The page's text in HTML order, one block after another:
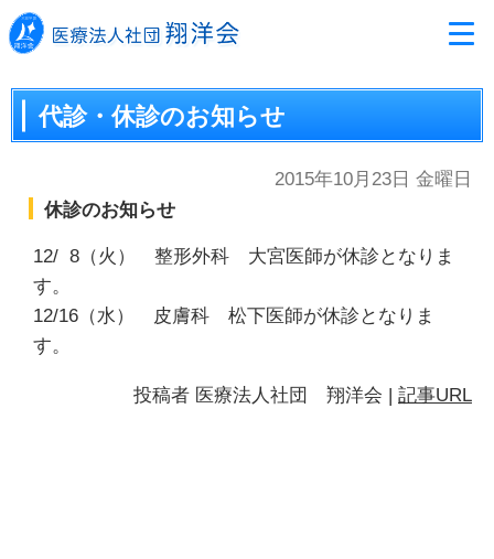
代診・休診のお知らせ
2015年10月23日 金曜日
休診のお知らせ
12/ 8（火） 整形外科 大宮医師が休診となりま
す。
12/16（水） 皮膚科 松下医師が休診となりま
す。
投稿者 医療法人社団 翔洋会 | 記事URL